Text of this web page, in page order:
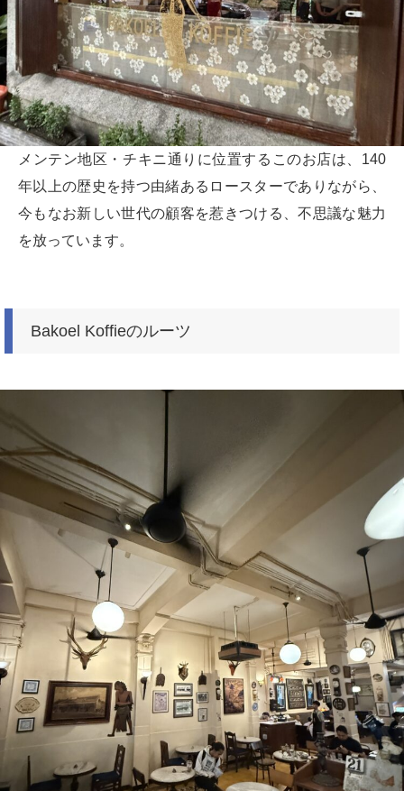
メンテン地区・チキニ通りに位置するこのお店は、140
年以上の歴史を持つ由緒あるロースターでありながら、
今もなお新しい世代の顧客を惹きつける、不思議な魅力
を放っています。
Bakoel Koffieのルーツ